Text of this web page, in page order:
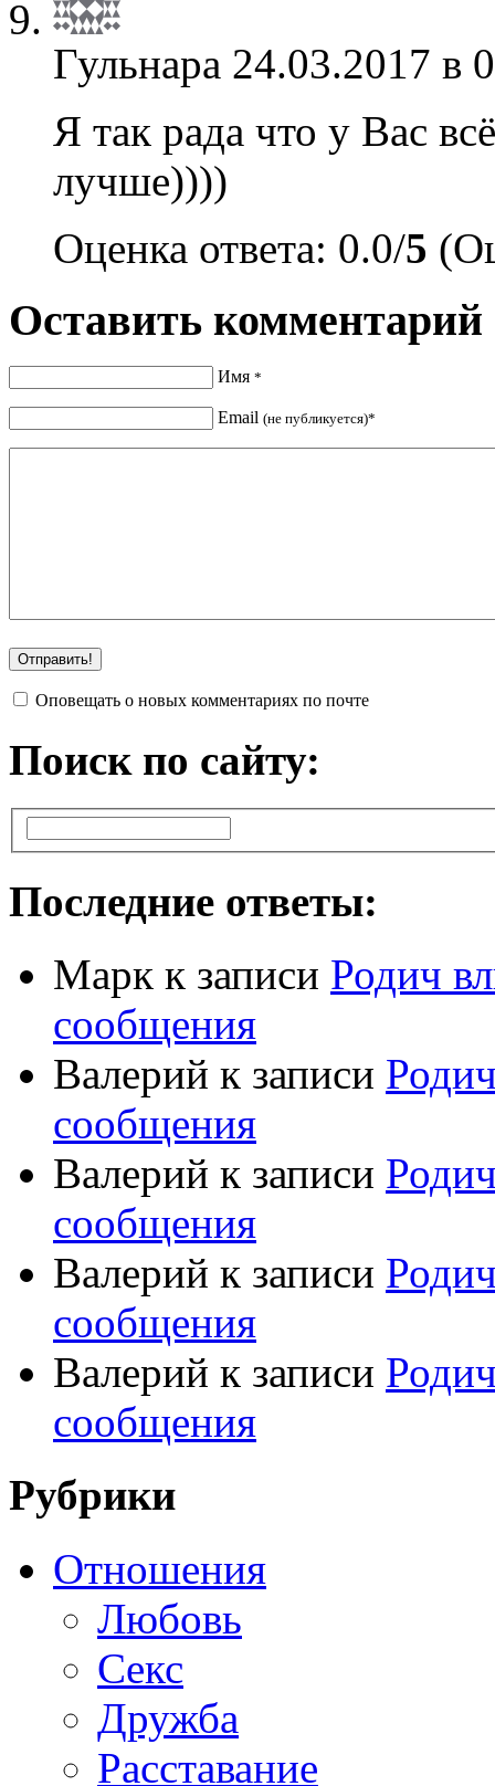
Гульнара 24.03.2017 в
Я так рада что у Вас
лучше))))
Оценка ответа: 0.0/5
Оставить комментарий
Имя *
Email (не публикуется)*
Оповещать о новых комментариях по почте
Поиск по сайту:
Последние ответы:
Марк к записи Родич
сообщения
Валерий к записи
сообщения
Валерий к записи
сообщения
Валерий к записи
сообщения
Валерий к записи
сообщения
Рубрики
Отношения
Любовь
Секс
Дружба
Расставание